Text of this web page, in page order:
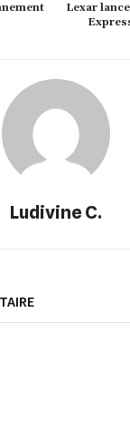
Lexar
Ludivine C.